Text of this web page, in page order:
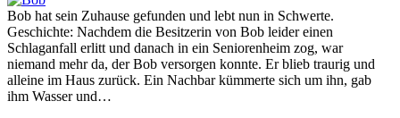
Bob hat sein Zuhause gefunden und lebt nun in Schwerte.
Geschichte: Nachdem die Besitzerin von Bob leider einen
Schlaganfall erlitt und danach in ein Seniorenheim zog, war
niemand mehr da, der Bob versorgen konnte. Er blieb traurig und
alleine im Haus zurück. Ein Nachbar kümmerte sich um ihn, gab
ihm Wasser und…